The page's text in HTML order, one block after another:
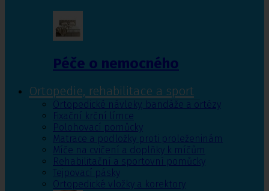
Péče o nemocného
Ortopedie, rehabilitace a sport
Ortopedické návleky, bandáže a ortézy
Fixační krční límce
Polohovací pomůcky
Matrace a podložky proti proleženinám
Míče na cvičení a doplňky k míčům
Rehabilitační a sportovní pomůcky
Tejpovací pásky
Ortopedické vložky a korektory